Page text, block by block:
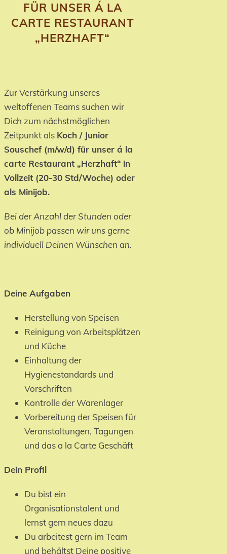
FÜR UNSER Á LA
CARTE RESTAURANT
„HERZHAFT“
Zur Verstärkung unseres
weltoffenen Teams suchen wir
Dich zum nächstmöglichen
Zeitpunkt als Koch / Junior
Souschef (m/w/d) für unser á la
carte Restaurant „Herzhaft“ in
Vollzeit (20-30 Std/Woche) oder
als Minijob.
Bei der Anzahl der Stunden oder
ob Minijob passen wir uns gerne
individuell Deinen Wünschen an.
Deine Aufgaben
Herstellung von Speisen
Reinigung von Arbeitsplätzen
und Küche
Einhaltung der
Hygienestandards und
Vorschriften
Kontrolle der Warenlager
Vorbereitung der Speisen für
Veranstaltungen, Tagungen
und das a la Carte Geschäft
Dein Profil
Du bist ein
Organisationstalent und
lernst gern neues dazu
Du arbeitest gern im Team
und behältst Deine positive